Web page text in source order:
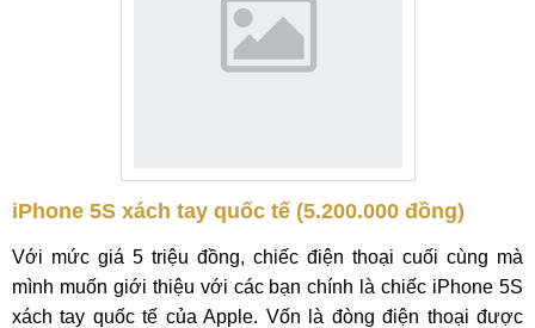
iPhone 5S xách tay quốc tế (5.200.000 đồng)
Với mức giá 5 triệu đồng, chiếc điện thoại cuối cùng mà
mình muốn giới thiệu với các bạn chính là chiếc iPhone 5S
xách tay quốc tế của Apple. Vốn là đòng điện thoại được